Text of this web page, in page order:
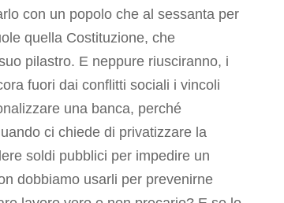
con un popolo che al sessanta per
quella Costituzione, che
pilastro. E neppure riusciranno, i
fuori dai conflitti sociali i vincoli
una banca, perché
ci chiede di privatizzare la
soldi pubblici per impedire un
dobbiamo usarli per prevenirne